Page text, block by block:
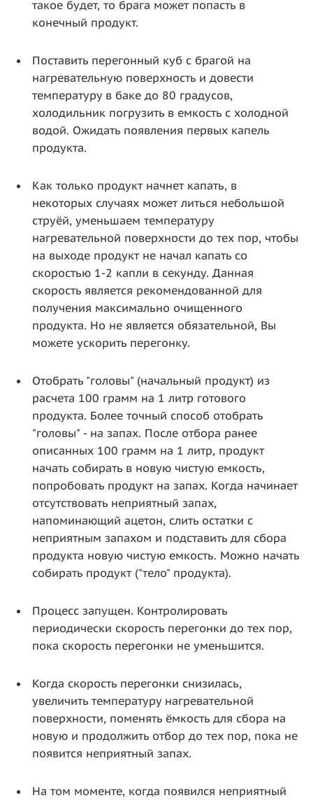
такое будет, то брага может попасть в
конечный продукт.
Поставить перегонный куб с брагой на
нагревательную поверхность и довести
температуру в баке до 80 градусов,
холодильник погрузить в емкость с холодной
водой. Ожидать появления первых капель
продукта.
Как только продукт начнет капать, в
некоторых случаях может литься небольшой
струёй, уменьшаем температуру
нагревательной поверхности до тех пор, чтобы
на выходе продукт не начал капать со
скоростью 1-2 капли в секунду. Данная
скорость является рекомендованной для
получения максимально очищенного
продукта. Но не является обязательной, Вы
можете ускорить перегонку.
Отобрать "головы" (начальный продукт) из
расчета 100 грамм на 1 литр готового
продукта. Более точный способ отобрать
"головы" - на запах. После отбора ранее
описанных 100 грамм на 1 литр, продукт
начать собирать в новую чистую емкость,
попробовать продукт на запах. Когда начинает
отсутствовать неприятный запах,
напоминающий ацетон, слить остатки с
неприятным запахом и подставить для сбора
продукта новую чистую емкость. Можно начать
собирать продукт ("тело" продукта).
Процесс запущен. Контролировать
периодически скорость перегонки до тех пор,
пока скорость перегонки не уменьшится.
Когда скорость перегонки снизилась,
увеличить температуру нагревательной
поверхности, поменять ёмкость для сбора на
новую и продолжить отбор до тех пор, пока не
появится неприятный запах.
На том моменте, когда появился неприятный